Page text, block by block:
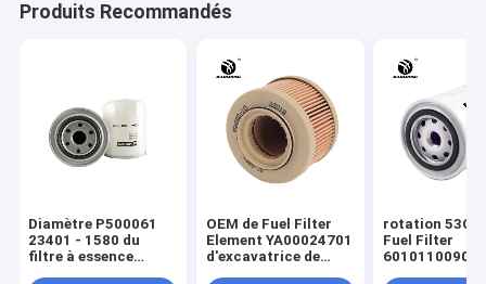
Produits Recommandés
Diamètre P500061
23401 - 1580 du
filtre à essence
OEM de Fuel Filter
Element YA00024701
d'excavatrice de
rotation
Fuel Filter
60101100909